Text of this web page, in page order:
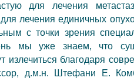
для лечения
лечения единичных
с точки зрения
мы уже знаем, что
излечиться благодаря
д.м.н. Штефани Е.